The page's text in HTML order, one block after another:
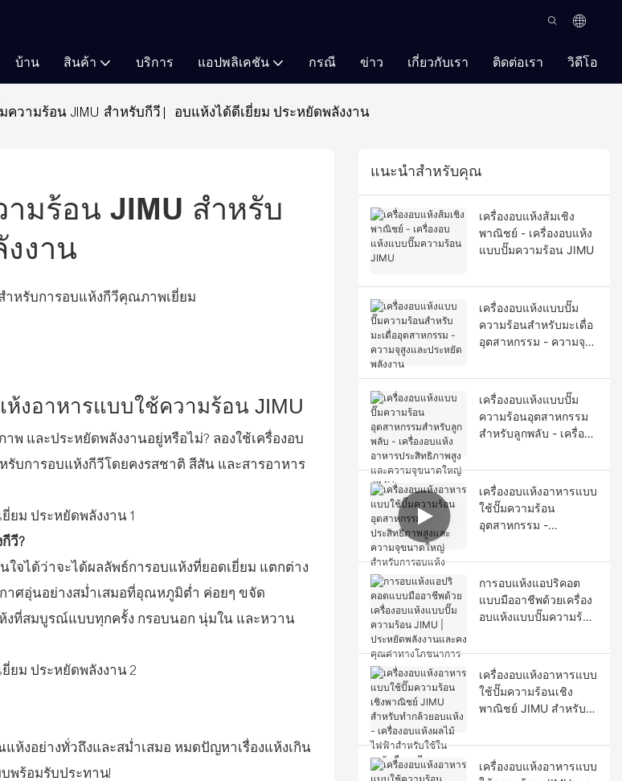
บ้าน สินค้า บริการ แอปพลิเคชัน กรณี ข่าว เกี่ยวกับเรา ติดต่อเรา วิดีโอ
ความร้อน JIMU สำหรับกีวี | อบแห้งได้ดีเยี่ยม ประหยัดพลังงาน
มร้อน JIMU สำหรับ
งาน
ำหรับการอบแห้งกีวีคุณภาพเยี่ยม
งอาหารแบบใช้ความร้อน JIMU
และประหยัดพลังงานอยู่หรือไม่? ลองใช้เครื่องอบ
บการอบแห้งกีวีโดยคงรสชาติ สีสัน และสารอาหาร
วี?
ใจได้ว่าจะได้ผลลัพธ์การอบแห้งที่ยอดเยี่ยม แตกต่าง
าศอุ่นอย่างสม่ำเสมอที่อุณหภูมิต่ำ ค่อยๆ ขจัด
งที่สมบูรณ์แบบทุกครั้ง กรอบนอก นุ่มใน และหวาน
งอย่างทั่วถึงและสม่ำเสมอ หมดปัญหาเรื่องแห้งเกิน
พร้อมรับประทาน!
แนะนำสำหรับคุณ
เครื่องอบแห้งส้มเชิง
พาณิชย์ - เครื่องอบแห้ง
แบบปั๊มความร้อน JIMU
เครื่องอบแห้งแบบปั๊ม
ความร้อนสำหรับมะเดื่อ
อุตสาหกรรม - ความจุสูง
เครื่องอบแห้งแบบปั๊ม
ความร้อนอุตสาหกรรม
สำหรับลูกพลับ - เครื่อง
ประสิทธิภาพสูงและ
ความจุขนาดใหญ่ JIMU
เครื่องอบแห้งอาหารแบบ
ใช้ปั๊มความร้อน
อุตสาหกรรม -
ความจุขนาดใหญ่
สำหรับการอบแห้ง
มะนาว
การอบแห้งแอปริคอต
แบบมืออาชีพด้วยเครื่อง
อบแห้งแบบปั๊มความร้อน
และคงคุณค่าทาง
โภชนาการ
เครื่องอบแห้งอาหารแบบ
ใช้ปั๊มความร้อนเชิง
พาณิชย์ JIMU สำหรับ
อบแห้งผลไม้ไฟฟ้า
สำหรับใช้ในระดับมือ
อาชีพ
เครื่องอบแห้งอาหารแบบ